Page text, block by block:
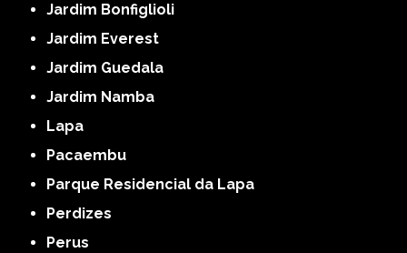
Jardim Bonfiglioli
Jardim Everest
Jardim Guedala
Jardim Namba
Lapa
Pacaembu
Parque Residencial da Lapa
Perdizes
Perus